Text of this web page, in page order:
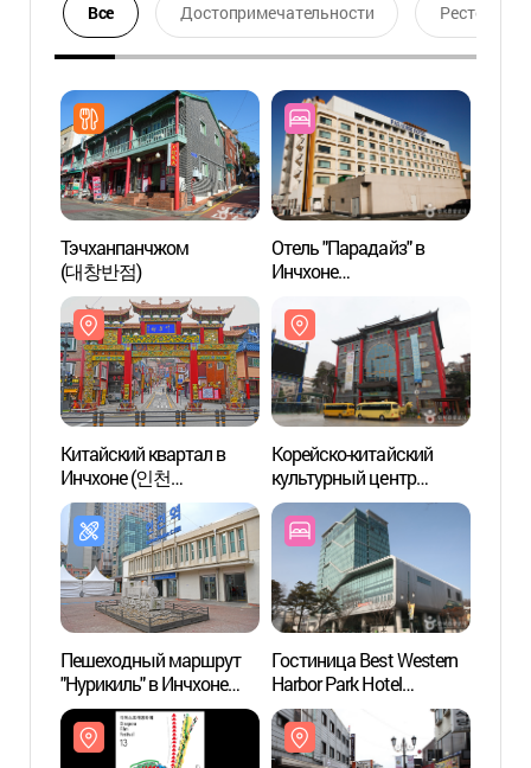
Все Достопримечательности Ресторан
Тэчханпанчжом
(대창반점)
Отель "Парадайз" в
Инчхоне
Китайский квартал в
Инчхоне (인천
차이나타운)
Корейско-китайский
культурный центр
(한중문화관)
Пешеходный маршрут
"Нурикиль" в Инчхоне
(часовой маршрут)
([인천 개항 누리길] 1시간
코스)
Гостиница Best Western
Harbor Park Hotel
(베스트웨스턴
하버파크호텔)